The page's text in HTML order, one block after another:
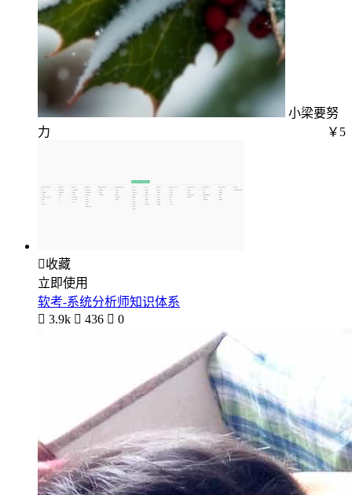
小梁要努
力
￥5
收藏
立即使用
软考-系统分析师知识体系
 3.9k  436  0